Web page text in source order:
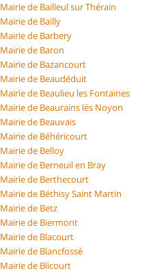
Mairie de Bailleul sur Thérain
Mairie de Bailly
Mairie de Barbery
Mairie de Baron
Mairie de Bazancourt
Mairie de Beaudéduit
Mairie de Beaulieu les Fontaines
Mairie de Beaurains lès Noyon
Mairie de Beauvais
Mairie de Béhéricourt
Mairie de Belloy
Mairie de Berneuil en Bray
Mairie de Berthecourt
Mairie de Béthisy Saint Martin
Mairie de Betz
Mairie de Biermont
Mairie de Blacourt
Mairie de Blancfossé
Mairie de Blicourt